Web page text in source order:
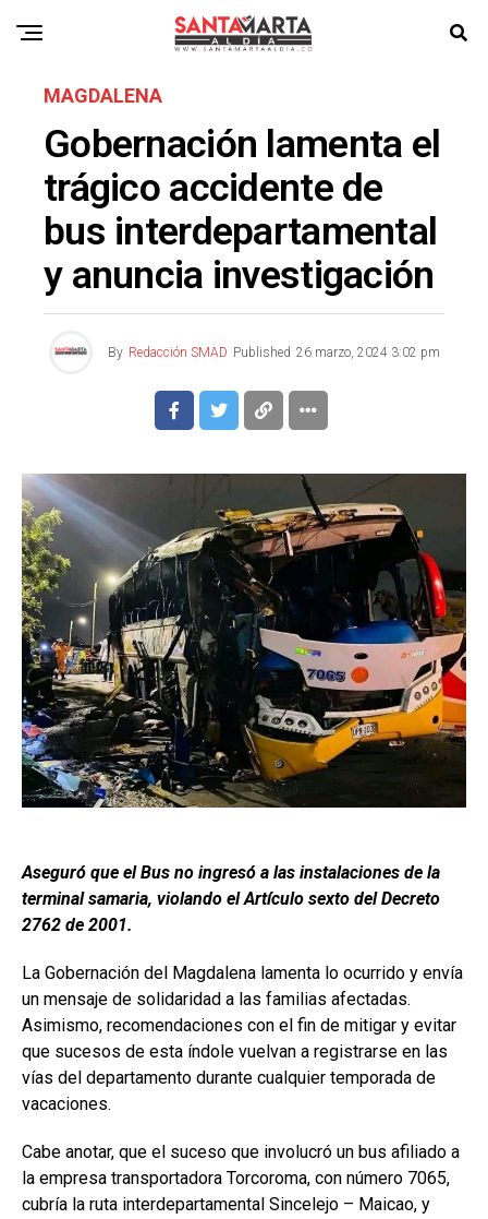
MAGDALENA
Gobernación lamenta el
trágico accidente de
bus interdepartamental
y anuncia investigación
By Redacción SMAD Published 26 marzo, 2024 3:02 pm
Aseguró que el Bus no ingresó a las instalaciones de la
terminal samaria, violando el Artículo sexto del Decreto
2762 de 2001.
La Gobernación del Magdalena lamenta lo ocurrido y envía
un mensaje de solidaridad a las familias afectadas.
Asimismo, recomendaciones con el fin de mitigar y evitar
que sucesos de esta índole vuelvan a registrarse en las
vías del departamento durante cualquier temporada de
vacaciones.
Cabe anotar, que el suceso que involucró un bus afiliado a
la empresa transportadora Torcoroma, con número 7065,
cubría la ruta interdepartamental Sincelejo – Maicao, y